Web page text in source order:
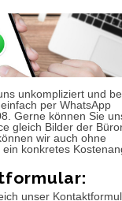
unkompliziert und
per WhatsApp
Gerne können Sie
gleich Bilder der
wir auch ohne
ein konkretes
unser